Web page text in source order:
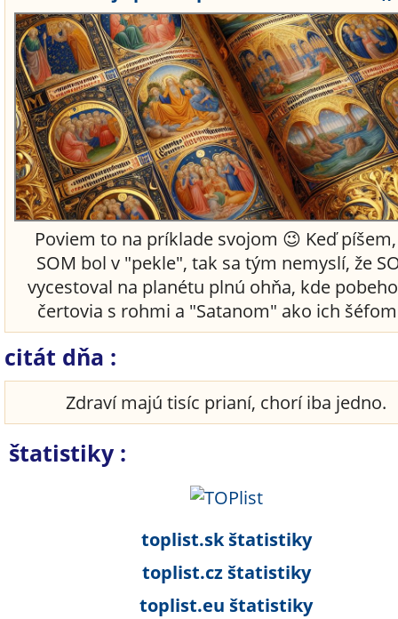
Poviem to na príklade svojom 😉 Keď
SOM bol v "pekle", tak sa tým nemyslí, že
vycestoval na planétu plnú ohňa, kde
čertovia s rohmi a "Satanom" ako ich
citát dňa :
Zdraví majú tisíc prianí, chorí iba jedno.
štatistiky :
toplist.sk štatistiky
toplist.cz štatistiky
toplist.eu štatistiky